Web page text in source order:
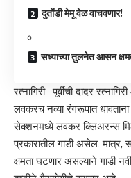
दुतोंडी मेमू वेळ वाचवणार!
सध्याच्या तुलनेत आसन
रत्नागिरी : पूर्वीची दादर
लवकरच नव्या रंगरूपात
सेक्शनमध्ये लवकर क्लिअरन्स
प्रकारातील गाडी असेल. मात्र,
क्षमता घटणार असल्याने गाडी